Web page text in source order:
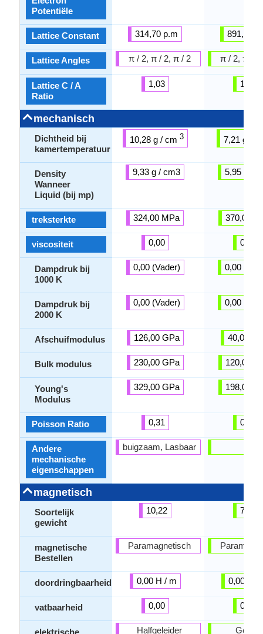
Potentiële
Lattice Constant
Lattice Angles
Lattice C / A
Ratio
mechanisch
Dichtheid bij
kamertemperatuur
Density
Wanneer
Liquid (bij mp)
treksterkte
viscositeit
Dampdruk bij
1000 K
Dampdruk bij
2000 K
Afschuifmodulus
Bulk modulus
Young's
Modulus
Poisson Ratio
Andere
mechanische
eigenschappen
magnetisch
Soortelijk
gewicht
magnetische
Bestellen
doordringbaarheid
vatbaarheid
elektrische
314,70 p.m
π / 2, π / 2, π / 2
1,03
10,28 g / cm 3
9,33 g / cm3
324,00 MPa
0,00
0,00 (Vader)
0,00 (Vader)
126,00 GPa
230,00 GPa
329,00 GPa
0,31
buigzaam, Lasbaar
10,22
Paramagnetisch
0,00 H / m
0,00
Halfgeleider
891,25
π / 2, π /
1,55
7,21 g /
5,95 g /
370,00
0,00
0,00
0,00
40,00
120,00
198,00
0,30
7,21
0,00 H /
0,00